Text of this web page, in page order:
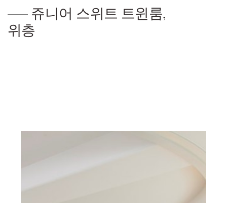
쥬니어 스위트 트윈룸,
위층